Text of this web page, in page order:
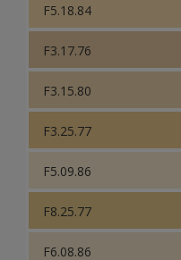
F5.18.84
F3.17.76
F3.15.80
F3.25.77
F5.09.86
F8.25.77
F6.08.86